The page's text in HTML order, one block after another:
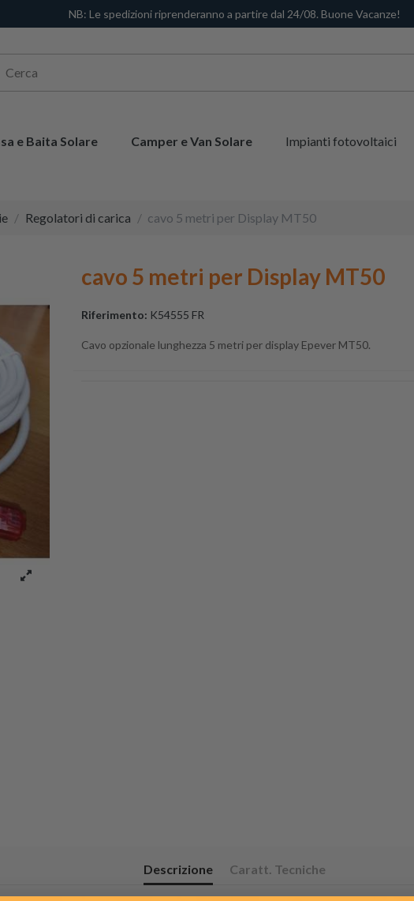
NB: Le spedizioni riprenderanno a partire dal 24/08. Buone Vacanze!
e Baita Solare Camper e Van Solare Impianti fotovoltaici
Regolatori di carica cavo 5 metri per Display MT50
cavo 5 metri per Display MT50
Riferimento: K54555 FR
Cavo opzionale lunghezza 5 metri per display Epever MT50.
Descrizione Caratt. Tecniche